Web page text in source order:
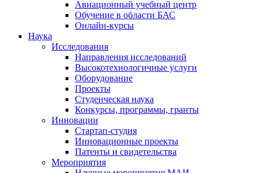
Авиационный учебный центр
Обучение в области БАС
Онлайн-курсы
Наука
Исследования
Направления исследований
Высокотехнологичные услуги
Оборудование
Проекты
Студенческая наука
Конкурсы, программы, гранты
Инновации
Стартап-студия
Инновационные проекты
Патенты и свидетельства
Мероприятия